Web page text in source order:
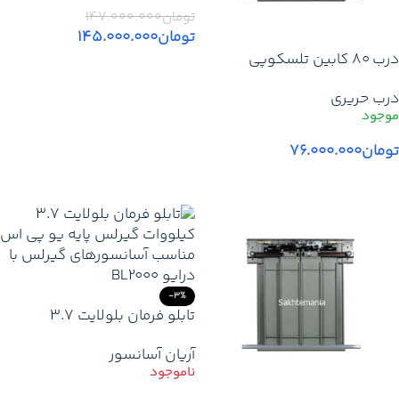
درب 80 کابین تلسکوپی
ارتفاع 2 متر
درب حریری
تومان۷۶.۰۰۰.۰۰۰
تومان۱۴۷.۰۰۰.۰۰۰
تومان۱۴۵.۰۰۰.۰۰۰
-3%
تابلو فرمان بلولایت 3.7
– قیمت و خرید
آریان آسانسور